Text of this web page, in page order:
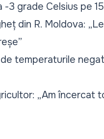
-3 grade Celsius pe
din R. Moldova:
temperaturile
„Am încercat